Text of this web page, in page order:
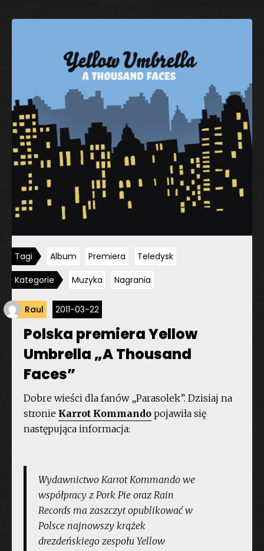
Tagi Album Premiera
Teledysk
Kategorie
Muzyka Nagrania
Raul 2011-03-22
Polska premiera Yellow
Umbrella „A Thousand
Faces”
Dobre wieści dla fanów „Parasolek”. Dzisiaj na
stronie Karrot Kommando pojawiła się
następująca informacja:
Wydawnictwo Karrot Kommando we
współpracy z Pork Pie oraz Rain
Records ma zaszczyt opublikować w
Polsce najnowszy krążek
drezdeńskiego zespołu Yellow